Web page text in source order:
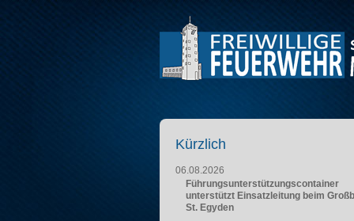
Kürzlich
06.08.2026
Führungsunterstützungscontainer
unterstützt Einsatzleitung beim
St. Egyden